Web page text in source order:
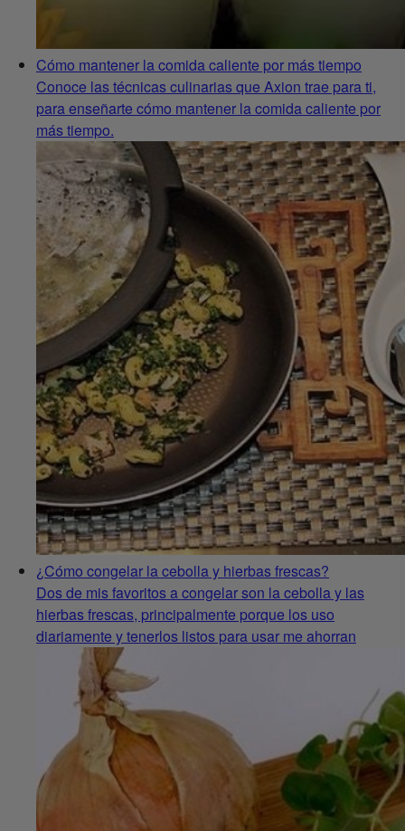
Cómo mantener la comida caliente por más tiempo
Conoce las técnicas culinarias que Axion trae para ti,
para enseñarte cómo mantener la comida caliente por
más tiempo.
¿Cómo congelar la cebolla y hierbas frescas?
Dos de mis favoritos a congelar son la cebolla y las
hierbas frescas, principalmente porque los uso
diariamente y tenerlos listos para usar me ahorran